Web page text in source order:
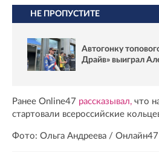
НЕ ПРОПУСТИТЕ
Автогонку
Драйв» выиграл
Ранее Online47 рассказывал, что
стартовали всероссийские
Фото: Ольга Андреева / Онлайн47